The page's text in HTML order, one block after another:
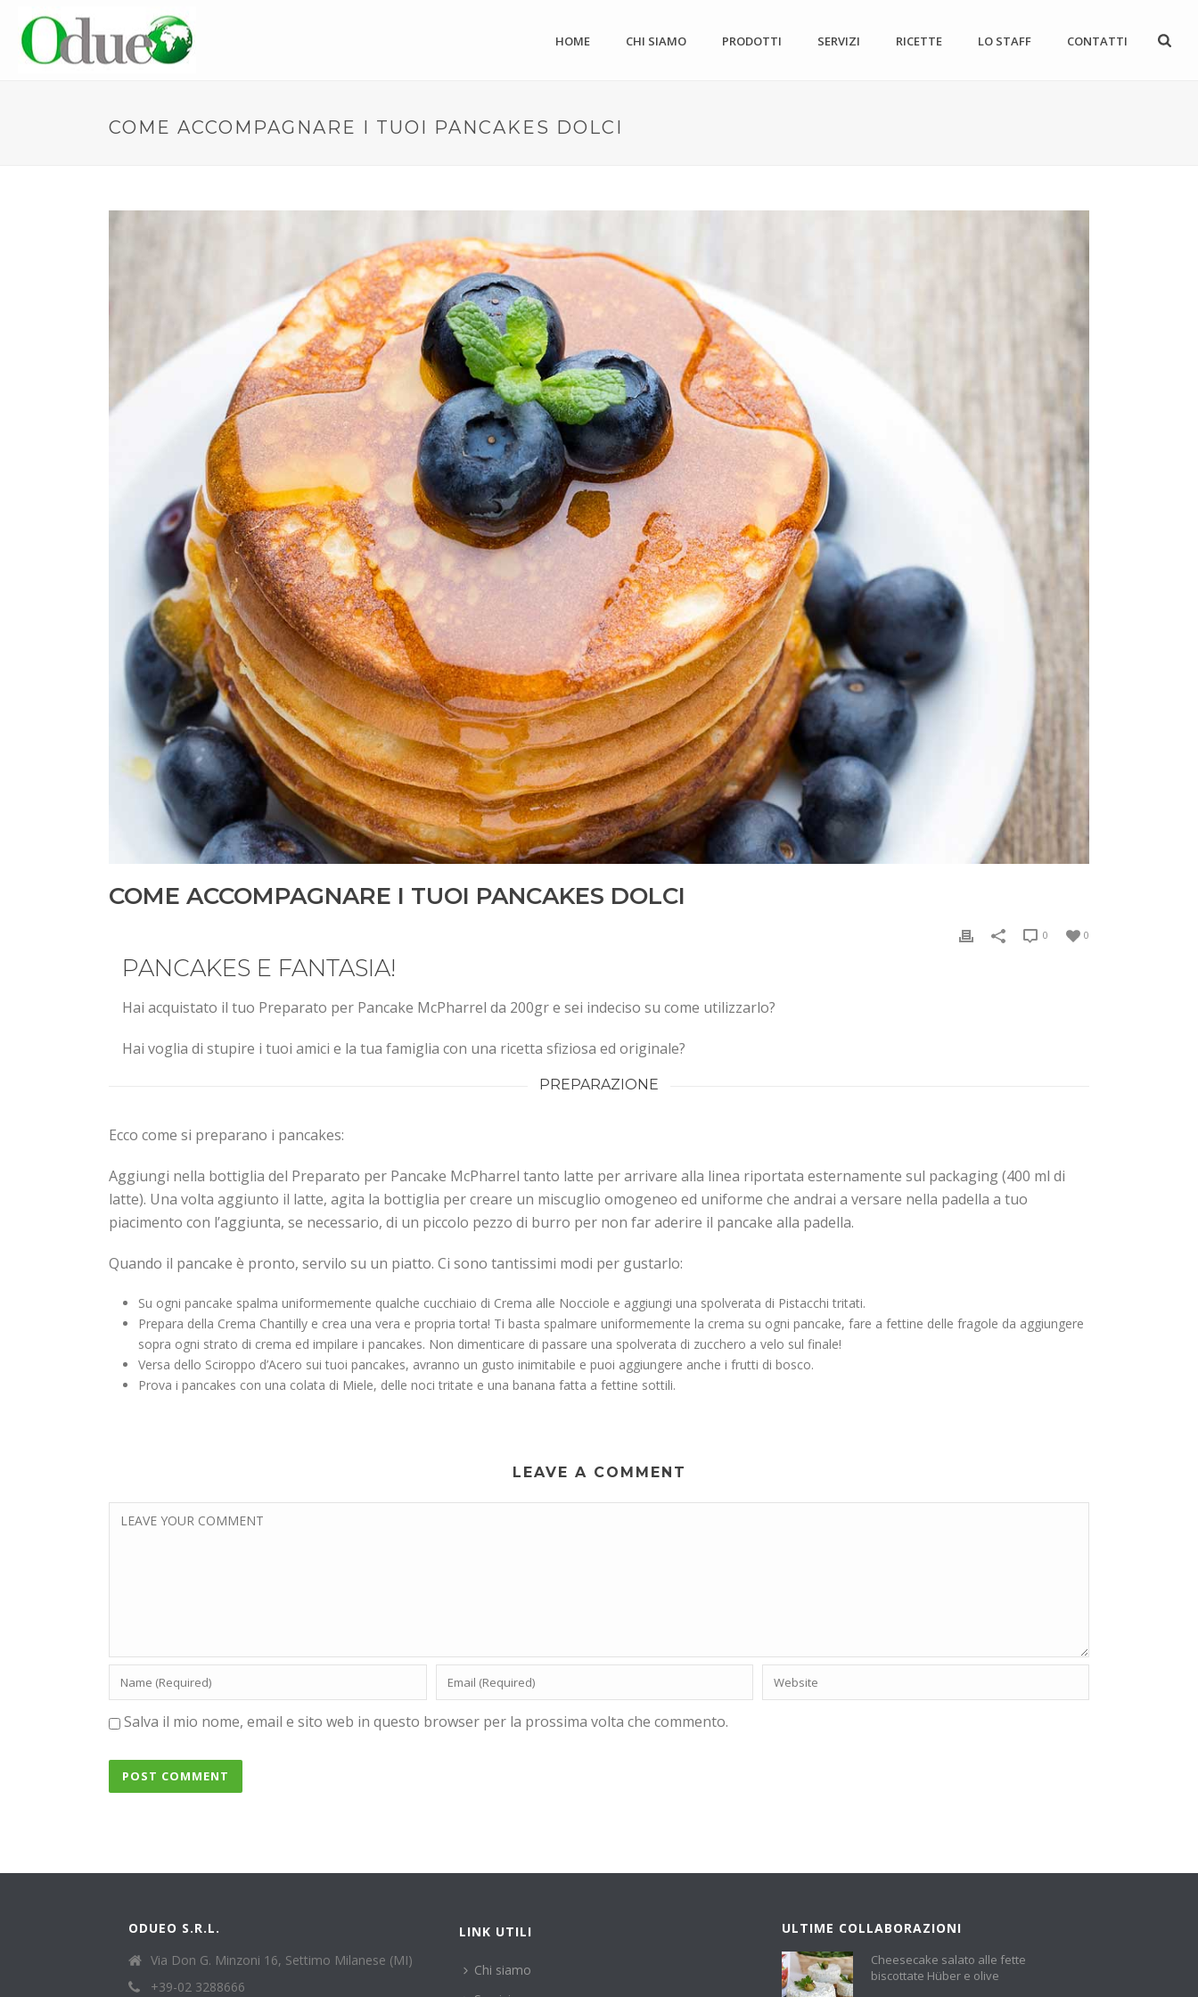
HOME CHI SIAMO PRODOTTI SERVIZI RICETTE LO STAFF CONTATTI
COME ACCOMPAGNARE I TUOI PANCAKES DOLCI
COME ACCOMPAGNARE I TUOI PANCAKES DOLCI
0
0
PANCAKES E FANTASIA!
Hai acquistato il tuo Preparato per Pancake McPharrel da 200gr e sei indeciso su come utilizzarlo?
Hai voglia di stupire i tuoi amici e la tua famiglia con una ricetta sfiziosa ed originale?
PREPARAZIONE
Ecco come si preparano i pancakes:
Aggiungi nella bottiglia del Preparato per Pancake McPharrel tanto latte per arrivare alla linea riportata esternamente sul packaging (400 ml di
latte). Una volta aggiunto il latte, agita la bottiglia per creare un miscuglio omogeneo ed uniforme che andrai a versare nella padella a tuo
piacimento con l’aggiunta, se necessario, di un piccolo pezzo di burro per non far aderire il pancake alla padella.
Quando il pancake è pronto, servilo su un piatto. Ci sono tantissimi modi per gustarlo:
Su ogni pancake spalma uniformemente qualche cucchiaio di Crema alle Nocciole e aggiungi una spolverata di Pistacchi tritati.
Prepara della Crema Chantilly e crea una vera e propria torta! Ti basta spalmare uniformemente la crema su ogni pancake, fare a fettine delle fragole da aggiungere
sopra ogni strato di crema ed impilare i pancakes. Non dimenticare di passare una spolverata di zucchero a velo sul finale!
Versa dello Sciroppo d’Acero sui tuoi pancakes, avranno un gusto inimitabile e puoi aggiungere anche i frutti di bosco.
Prova i pancakes con una colata di Miele, delle noci tritate e una banana fatta a fettine sottili.
LEAVE A COMMENT
Salva il mio nome, email e sito web in questo browser per la prossima volta che commento.
ODUEO S.R.L.
Via Don G. Minzoni 16, Settimo Milanese (MI)
+39-02 3288666
LINK UTILI
Chi siamo
ULTIME COLLABORAZIONI
Cheesecake salato alle fette
biscottate Hüber e olive